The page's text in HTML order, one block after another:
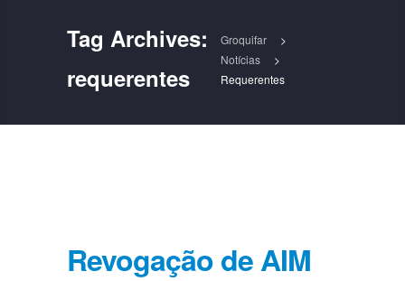
Tag Archives:
requerentes
Groquifar
>
Notícias
>
Requerentes
Revogação de AIM